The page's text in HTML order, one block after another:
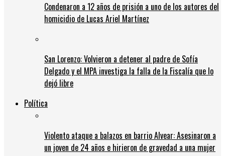
Condenaron a 12 años de prisión a uno de los autores del
homicidio de Lucas Ariel Martínez
San Lorenzo: Volvieron a detener al padre de Sofía
Delgado y el MPA investiga la falla de la Fiscalía que lo
dejó libre
Política
Violento ataque a balazos en barrio Alvear: Asesinaron a
un joven de 24 años e hirieron de gravedad a una mujer